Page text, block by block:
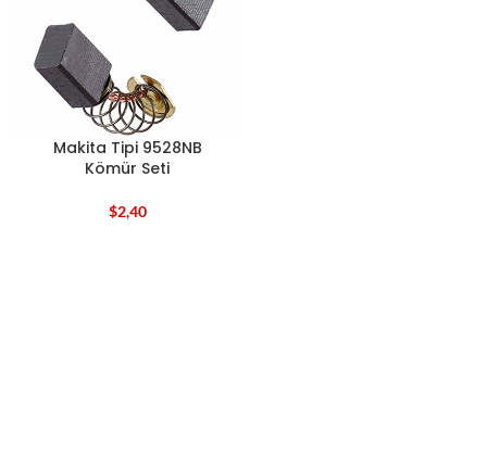
Makita Tipi 9528NB
Kömür Seti
$2,40